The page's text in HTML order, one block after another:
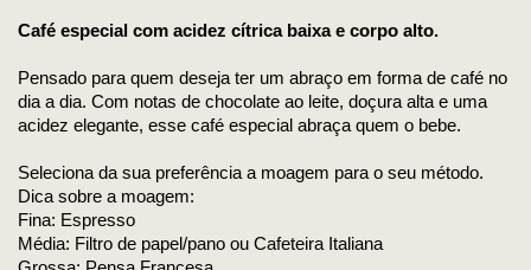
Café especial com acidez cítrica baixa e corpo alto.
Pensado para quem deseja ter um abraço em forma de café no
dia a dia. Com notas de chocolate ao leite, doçura alta e uma
acidez elegante, esse café especial abraça quem o bebe.
Seleciona da sua preferência a moagem para o seu método.
Dica sobre a moagem:
Fina: Espresso
Média: Filtro de papel/pano ou Cafeteira Italiana